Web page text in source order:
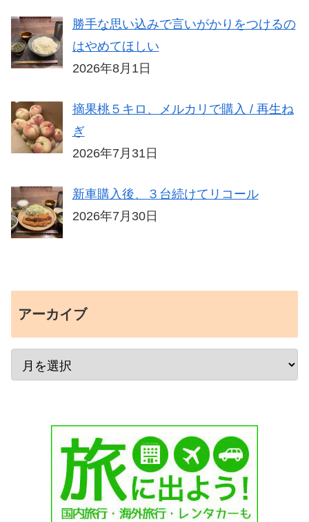
勝手な思い込みで言いがかりをつけるの
はやめてほしい
2026年8月1日
摘果桃５キロ、メルカリで購入 / 再生ね
ぎ
2026年7月31日
新車購入後、３台続けてリコール
2026年7月30日
アーカイブ